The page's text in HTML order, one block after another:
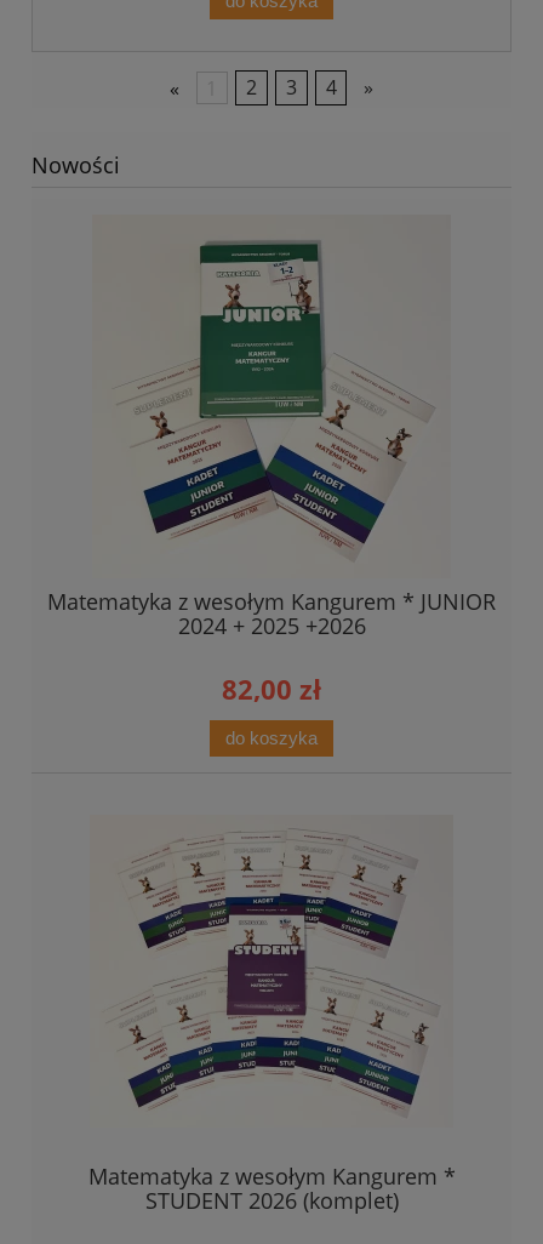
« 2 3 4 »
Nowości
Matematyka z wesołym Kangurem * JUNIOR
2024 + 2025 +2026
82,00 zł
do koszyka
Matematyka z wesołym Kangurem *
STUDENT 2026 (komplet)